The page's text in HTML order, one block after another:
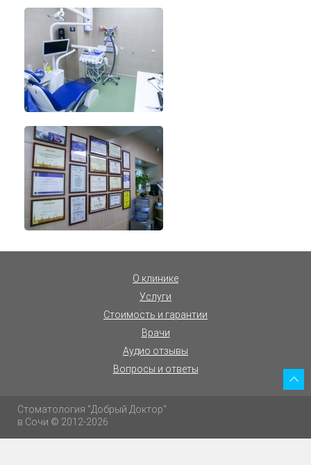
О клинике
Услуги
Стоимость и гарантии
Врачи
Аудио отзывы
Вопросы и ответы
Стоматология "Добрый Доктор"
в Сочи © 2012-2026